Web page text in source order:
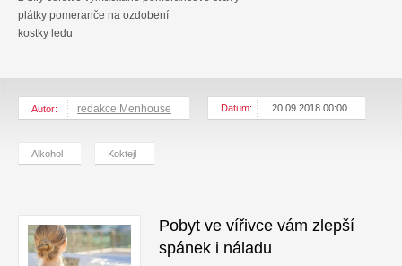
plátky pomeranče na ozdobení
kostky ledu
Autor: redakce Menhouse Datum: 20.09.2018 00:00
Alkohol Koktejl
Pobyt ve vířivce vám zlepší
spánek i náladu